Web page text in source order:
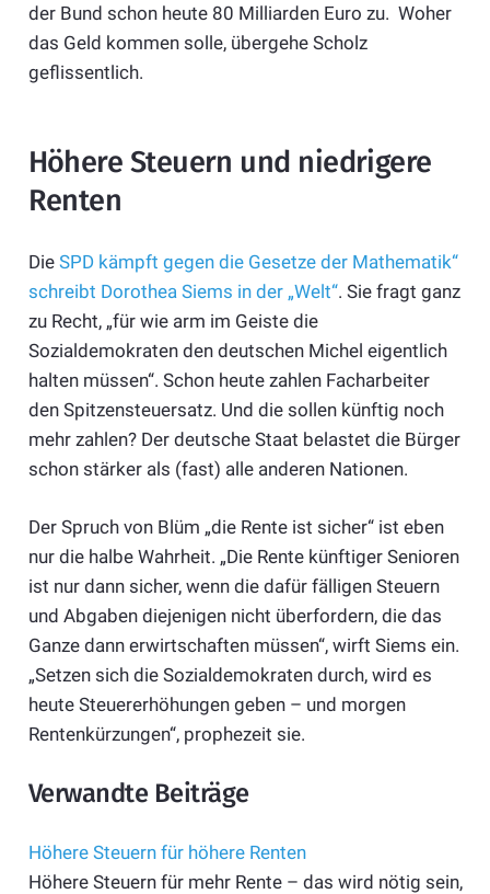
der Bund schon heute 80 Milliarden Euro zu. Woher
das Geld kommen solle, übergehe Scholz
geflissentlich.
Höhere Steuern und niedrigere
Renten
Die SPD kämpft gegen die Gesetze der Mathematik“
schreibt Dorothea Siems in der „Welt“. Sie fragt ganz
zu Recht, „für wie arm im Geiste die
Sozialdemokraten den deutschen Michel eigentlich
halten müssen“. Schon heute zahlen Facharbeiter
den Spitzensteuersatz. Und die sollen künftig noch
mehr zahlen? Der deutsche Staat belastet die Bürger
schon stärker als (fast) alle anderen Nationen.
Der Spruch von Blüm „die Rente ist sicher“ ist eben
nur die halbe Wahrheit. „Die Rente künftiger Senioren
ist nur dann sicher, wenn die dafür fälligen Steuern
und Abgaben diejenigen nicht überfordern, die das
Ganze dann erwirtschaften müssen“, wirft Siems ein.
„Setzen sich die Sozialdemokraten durch, wird es
heute Steuererhöhungen geben – und morgen
Rentenkürzungen“, prophezeit sie.
Verwandte Beiträge
Höhere Steuern für höhere Renten
Höhere Steuern für mehr Rente – das wird nötig sein,